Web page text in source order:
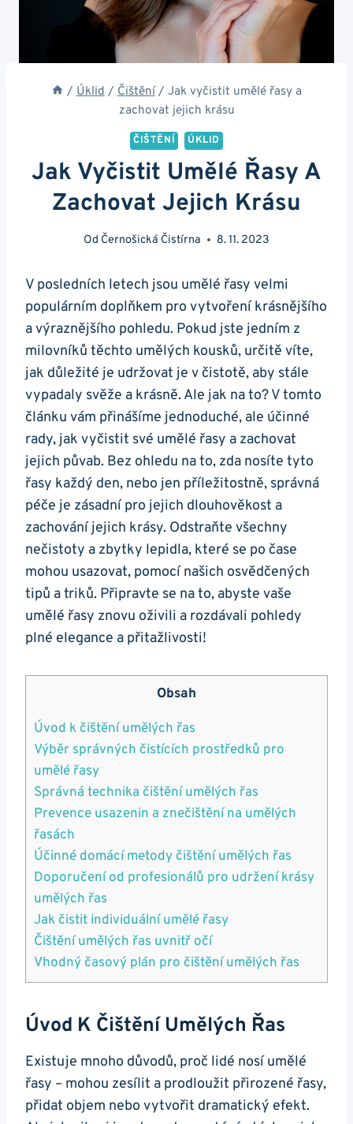
/ Úklid / Čištění / Jak vyčistit umělé řasy a
zachovat jejich krásu
ČIŠTĚNÍ ÚKLID
Jak Vyčistit Umělé Řasy A
Zachovat Jejich Krásu
Od Černošická Čistírna 8. 11. 2023
V posledních letech jsou umělé řasy velmi
populárním doplňkem pro vytvoření krásnějšího
a výraznějšího pohledu. Pokud jste jedním z
milovníků těchto umělých kousků, určitě víte,
jak důležité je udržovat je v čistotě, aby stále
vypadaly svěže a krásně. Ale jak na to? V tomto
článku vám přinášíme jednoduché, ale účinné
rady, jak vyčistit své umělé řasy a zachovat
jejich půvab. Bez ohledu na to, zda nosíte tyto
řasy každý den, nebo jen příležitostně, správná
péče je zásadní pro jejich dlouhověkost a
zachování jejich krásy. Odstraňte všechny
nečistoty a zbytky lepidla, které se po čase
mohou usazovat, pomocí našich osvědčených
tipů a triků. Připravte se na to, abyste vaše
umělé řasy znovu oživili a rozdávali pohledy
plné elegance a přitažlivosti!
Obsah
Úvod k čištění umělých řas
Výběr správných čistících prostředků pro
umělé řasy
Správná technika čištění umělých řas
Prevence usazenin a znečištění na umělých
řasách
Účinné domácí metody čištění umělých řas
Doporučení od profesionálů pro udržení krásy
umělých řas
Jak čistit individuální umělé řasy
Čištění umělých řas uvnitř očí
Vhodný časový plán pro čištění umělých řas
Úvod K Čištění Umělých Řas
Existuje mnoho důvodů, proč lidé nosí umělé
řasy – mohou zesílit a prodloužit přirozené řasy,
přidat objem nebo vytvořit dramatický efekt.